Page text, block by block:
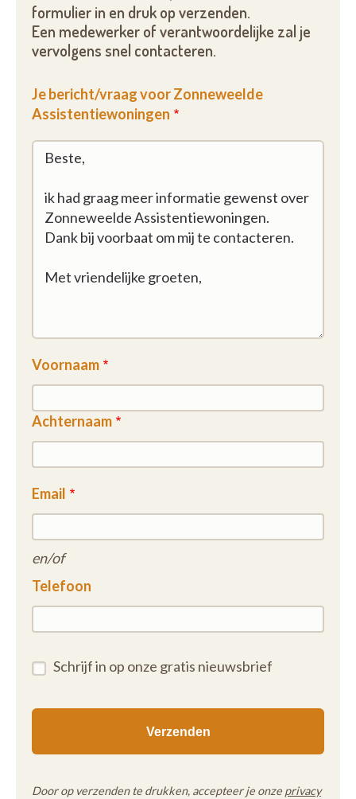
formulier in en druk op verzenden.
Een medewerker of verantwoordelijke zal je
vervolgens snel contacteren.
Je bericht/vraag voor Zonneweelde
Assistentiewoningen
Voornaam
Achternaam
Email
en/of
Telefoon
Schrijf in op onze gratis nieuwsbrief
Door op verzenden te drukken, accepteer je onze privacy